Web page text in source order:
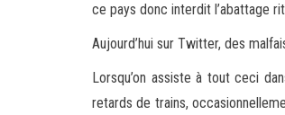
ce pays donc interdit l’abattage
Aujourd’hui sur Twitter, des
Lorsqu’on assiste à tout ceci
retards de trains,